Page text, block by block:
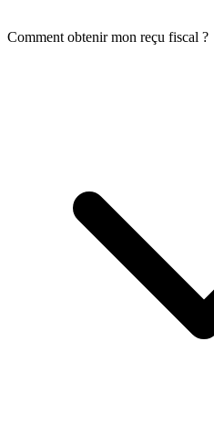
Comment obtenir mon reçu fiscal ?